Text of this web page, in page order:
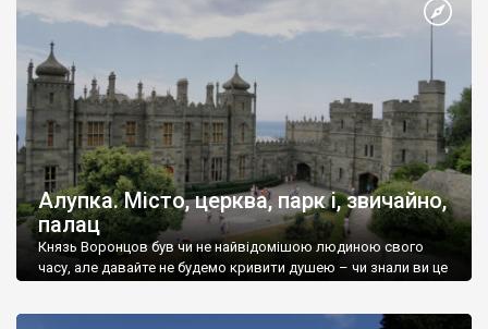
Алупка. Місто, церква, парк і, звичайно,
палац
Князь Воронцов був чи не найвідомішою людиною свого
часу, але давайте не будемо кривити душею – чи знали ви це